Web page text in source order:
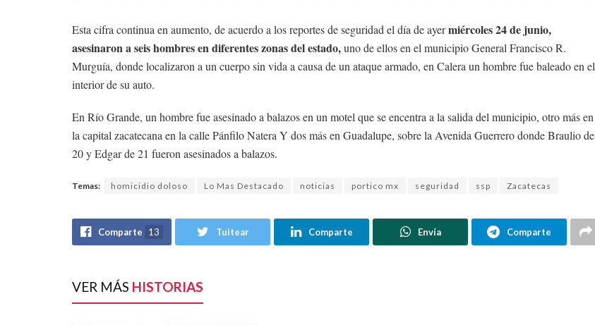
Esta cifra continua en aumento, de acuerdo a los reportes de seguridad el día de ayermiércoles 24 de junio,
asesinaron a seis hombres en diferentes zonas del estado,uno de ellos en el municipio General Francisco R.
Murguía, donde localizaron a un cuerpo sin vida a causa de un ataque armado, en Calera un hombre fue baleado en el
interior de su auto.
En Río Grande, un hombre fue asesinado a balazos en un motel que se encentra a la salida del municipio, otro más en
la capital zacatecana en la calle Pánfilo Natera Y dos más en Guadalupe, sobre la Avenida Guerrero donde Braulio de
20 y Edgar de 21 fueron asesinados a balazos.
Temas: homicidio doloso Lo Mas Destacado noticias portico mx seguridad ssp Zacatecas
Comparte 13 Tuitear Comparte Envía Comparte
VER MÁS HISTORIAS